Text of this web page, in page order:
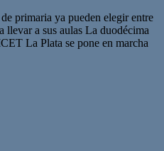
primaria ya pueden elegir entre
llevar a sus aulas La duodécima
La Plata se pone en marcha